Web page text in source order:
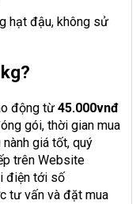
hạt đậu, không sử
động từ 45.000vnđ
gói, thời gian mua
giá tốt, quý
trên Website
điện tới số
tư vấn và đặt mua